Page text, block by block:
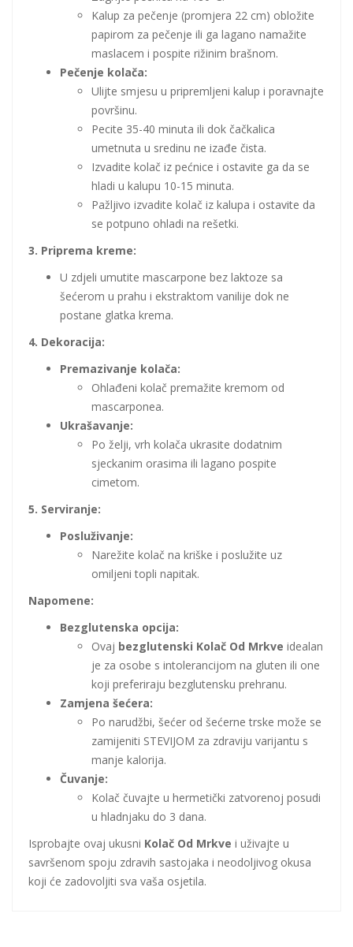
Kalup za pečenje (promjera 22 cm) obložite
papirom za pečenje ili ga lagano namažite
maslacem i pospite rižinim brašnom.
Pečenje kolača:
Ulijte smjesu u pripremljeni kalup i poravnajte
površinu.
Pecite 35-40 minuta ili dok čačkalica
umetnuta u sredinu ne izađe čista.
Izvadite kolač iz pećnice i ostavite ga da se
hladi u kalupu 10-15 minuta.
Pažljivo izvadite kolač iz kalupa i ostavite da
se potpuno ohladi na rešetki.
3. Priprema kreme:
U zdjeli umutite mascarpone bez laktoze sa
šećerom u prahu i ekstraktom vanilije dok ne
postane glatka krema.
4. Dekoracija:
Premazivanje kolača:
Ohlađeni kolač premažite kremom od
mascarponea.
Ukrašavanje:
Po želji, vrh kolača ukrasite dodatnim
sjeckanim orasima ili lagano pospite
cimetom.
5. Serviranje:
Posluživanje:
Narežite kolač na kriške i poslužite uz
omiljeni topli napitak.
Napomene:
Bezglutenska opcija:
Ovaj bezglutenski Kolač Od Mrkve idealan
je za osobe s intolerancijom na gluten ili one
koji preferiraju bezglutensku prehranu.
Zamjena šećera:
Po narudžbi, šećer od šećerne trske može se
zamijeniti STEVIJOM za zdraviju varijantu s
manje kalorija.
Čuvanje:
Kolač čuvajte u hermetički zatvorenoj posudi
u hladnjaku do 3 dana.
Isprobajte ovaj ukusni Kolač Od Mrkve i uživajte u
savršenom spoju zdravih sastojaka i neodoljivog okusa
koji će zadovoljiti sva vaša osjetila.